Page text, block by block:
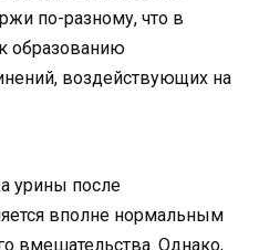
по-разному, что в
образованию
воздействующих на
урины после
вполне нормальным
вмешательства. Однако,